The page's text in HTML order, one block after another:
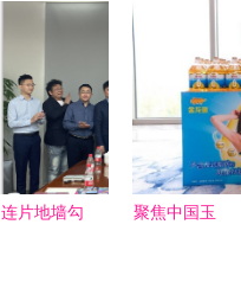
建筑革命
新篇章的高
层变动分析
连片地墙勾
聚焦中国玉